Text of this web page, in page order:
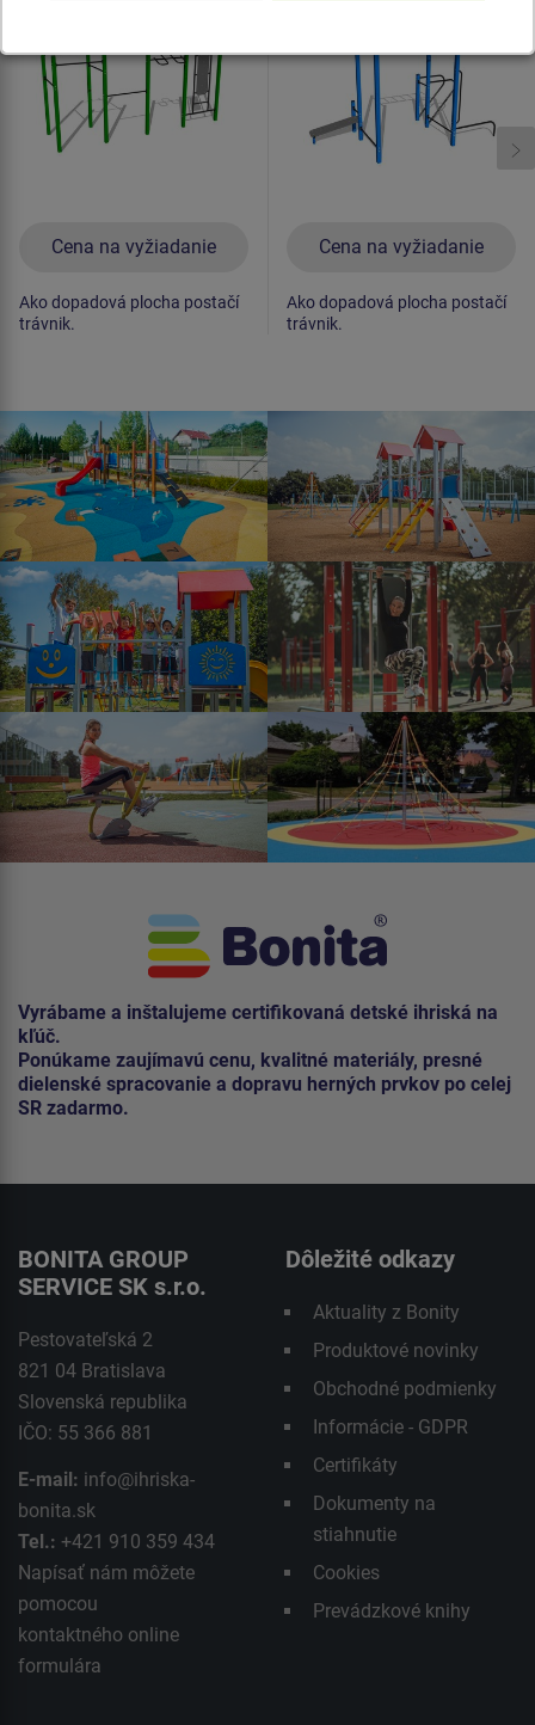
Cena na vyžiadanie
Ako dopadová plocha postačí
trávnik.
Cena na vyžiadanie
Ako dopadová plocha postačí
trávnik.
Vyrábame a inštalujeme certifikovaná detské ihriská na
kľúč.
Ponúkame zaujímavú cenu, kvalitné materiály, presné
dielenské spracovanie a dopravu herných prvkov po celej
SR zadarmo.
BONITA GROUP
SERVICE SK s.r.o.
Pestovateľská 2
821 04 Bratislava
Slovenská republika
IČO: 55 366 881
E-mail: info@ihriska-
bonita.sk
Tel.: +421 910 359 434
Napísať nám môžete
pomocou
kontaktného online
formulára
Dôležité odkazy
Aktuality z Bonity
Produktové novinky
Obchodné podmienky
Informácie - GDPR
Certifikáty
Dokumenty na
stiahnutie
Cookies
Prevádzkové knihy